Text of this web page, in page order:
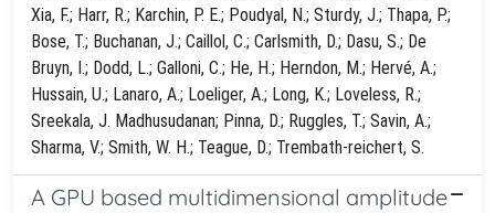
A GPU based multidimensional amplitude